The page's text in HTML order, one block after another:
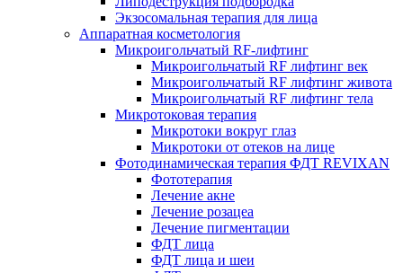
Экзосомальная терапия для лица
Аппаратная косметология
Микроигольчатый RF-лифтинг
Микроигольчатый RF лифтинг век
Микроигольчатый RF лифтинг живота
Микроигольчатый RF лифтинг тела
Микротоковая терапия
Микротоки вокруг глаз
Микротоки от отеков на лице
Фотодинамическая терапия ФДТ REVIXAN
Фототерапия
Лечение акне
Лечение розацеа
Лечение пигментации
ФДТ лица
ФДТ лица и шеи